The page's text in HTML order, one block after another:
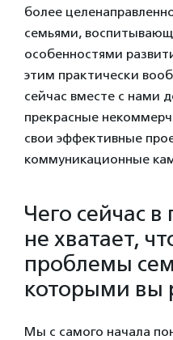
более
семьями,
особенностями
этим практически
сейчас вместе с нами
прекрасные
свои эффективные
коммуникационные
Чего сейчас
не хватает,
проблемы
которыми вы
Мы с самого начала